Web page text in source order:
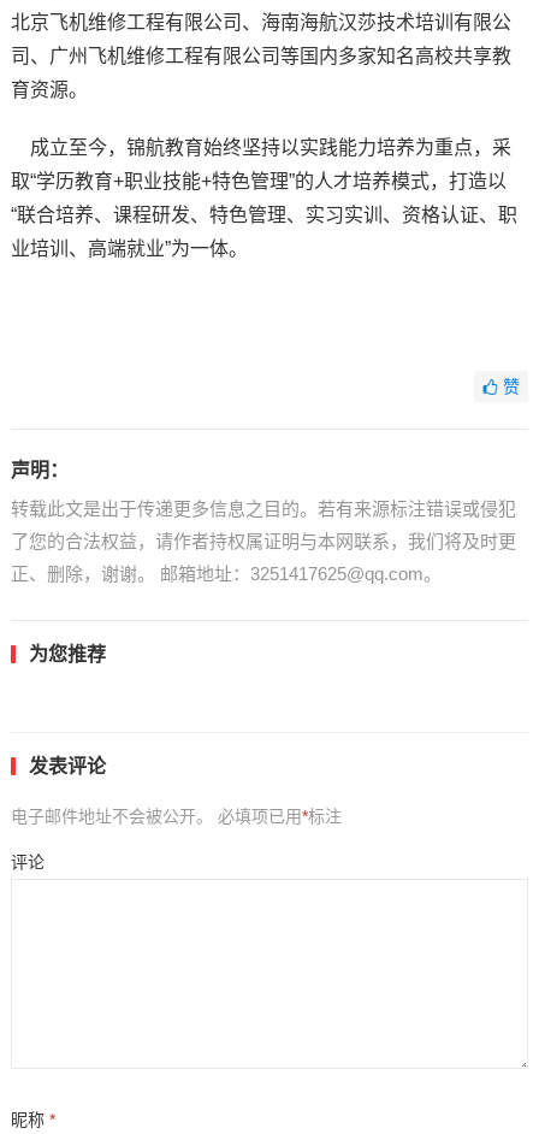
北京飞机维修工程有限公司、海南海航汉莎技术培训有限公
司、广州飞机维修工程有限公司等国内多家知名高校共享教
育资源。
成立至今，锦航教育始终坚持以实践能力培养为重点，采
取“学历教育+职业技能+特色管理”的人才培养模式，打造以
“联合培养、课程研发、特色管理、实习实训、资格认证、职
业培训、高端就业”为一体。
赞
声明：
转载此文是出于传递更多信息之目的。若有来源标注错误或侵犯
了您的合法权益，请作者持权属证明与本网联系，我们将及时更
正、删除，谢谢。 邮箱地址：3251417625@qq.com。
为您推荐
发表评论
电子邮件地址不会被公开。 必填项已用*标注
评论
昵称 *